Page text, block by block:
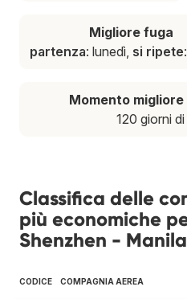
Migliore fuga
partenza: lunedì, si ripete
Momento
120 giorni
Classifica delle
più economiche
Shenzhen - Manila
CODICE COMPAGNIA AEREA